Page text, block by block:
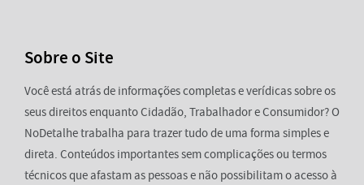
Sobre o Site
Você está atrás de informações completas e verídicas sobre os
seus direitos enquanto Cidadão, Trabalhador e Consumidor? O
NoDetalhe trabalha para trazer tudo de uma forma simples e
direta. Conteúdos importantes sem complicações ou termos
técnicos que afastam as pessoas e não possibilitam o acesso à